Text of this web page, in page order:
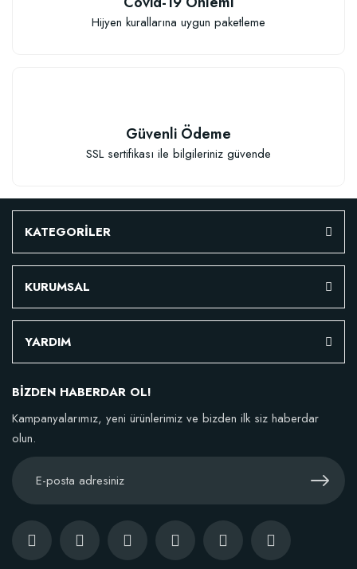
Hijyen kurallarına uygun paketleme
Güvenli Ödeme
SSL sertifikası ile bilgileriniz güvende
KATEGORİLER
KURUMSAL
YARDIM
BİZDEN HABERDAR OL!
Kampanyalarımız, yeni ürünlerimiz ve bizden ilk siz haberdar
olun.